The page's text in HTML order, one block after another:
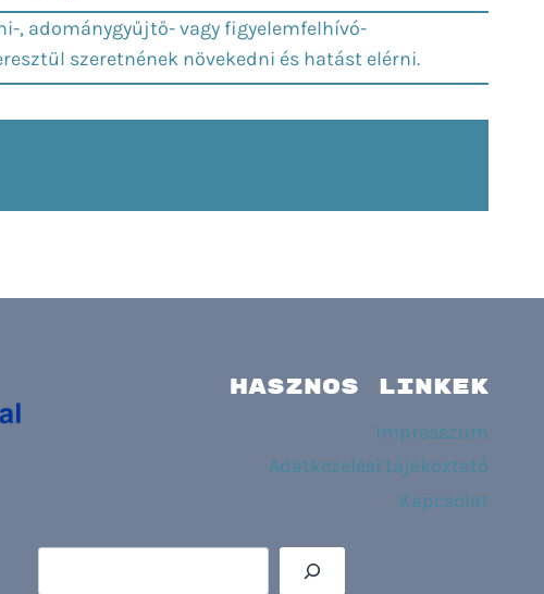
, adománygyűjtő- vagy figyelemfelhívó-
szeretnének növekedni és hatást elérni.
HASZNOS LINKEK
Impresszum
Adatkezelési tájékoztató
Kapcsolat